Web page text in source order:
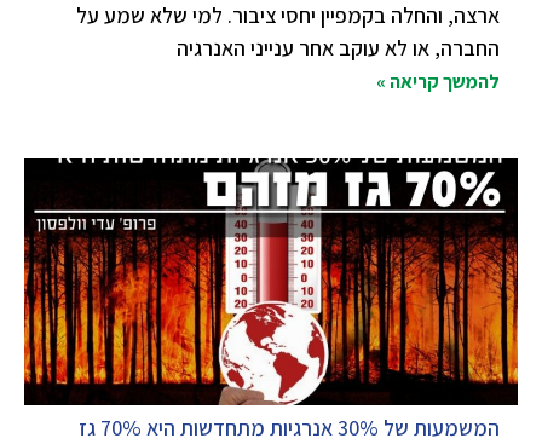
ארצה, והחלה בקמפיין יחסי ציבור. למי שלא שמע על
החברה, או לא עוקב אחר ענייני האנרגיה
להמשך קריאה »
המשמעות של 30% אנרגיות מתחדשות היא 70% גז